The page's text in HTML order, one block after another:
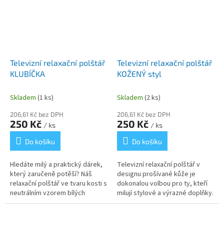
Televizní relaxační polštář
KLUBÍČKA
Skladem (1 ks)
206,61 Kč bez DPH
250 Kč / ks
Do košíku
Hledáte milý a praktický dárek,
který zaručeně potěší? Náš
relaxační polštář ve tvaru kosti s
neutrálním vzorem bílých
klubíček na přírodním podkladu
Televizní relaxační polštář
KOŽENÝ styl
Skladem (2 ks)
206,61 Kč bez DPH
250 Kč / ks
Do košíku
Televizní relaxační polštář v
designu prošívané kůže je
dokonalou volbou pro ty, kteří
milují stylové a výrazné doplňky.
Tento ergonomický polštář ve